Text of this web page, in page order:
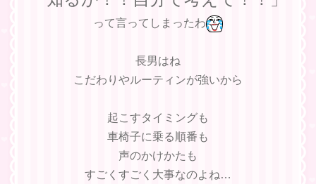
って言ってしまったわ
長男はね
こだわりやルーティンが強いから
起こすタイミングも
車椅子に乗る順番も
声のかけかたも
すごくすごく大事なのよね…